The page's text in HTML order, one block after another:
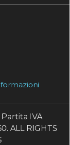
IVA
ALL RIGHTS